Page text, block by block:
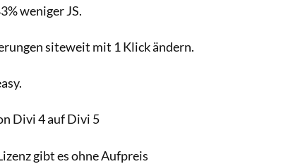
weniger JS.​
siteweit mit 1 Klick ändern.
Divi 4 auf Divi 5
gibt es ohne Aufpreis